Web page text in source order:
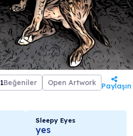
1Beğeniler Open Artwork Paylaşın
Sleepy Eyes
yes